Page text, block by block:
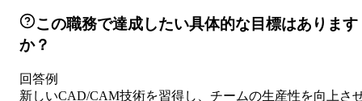
この職務で達成したい具体的な目標はあります
か？
回答例
新しいCAD/CAM技術を習得し、チームの生産性を向上さ